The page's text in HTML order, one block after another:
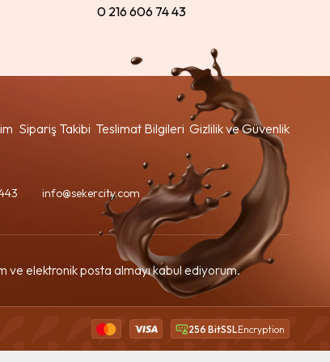
0 216 606 74 43
Sipariş Takibi Teslimat Bilgileri Gizlilik ve Güvenlik
info@sekercity.com
ve elektronik posta almayı kabul ediyorum.
256 BitSSLEncryption